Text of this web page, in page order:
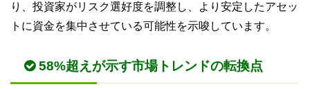
り、投資家がリスク選好度を調整し、より安定したアセッ
トに資金を集中させている可能性を示唆しています。
58%超えが示す市場トレンドの転換点